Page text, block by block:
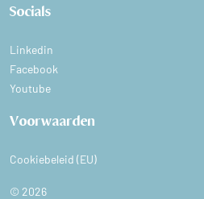
Socials
Linkedin
Facebook
Youtube
Voorwaarden
Cookiebeleid (EU)
© 2026